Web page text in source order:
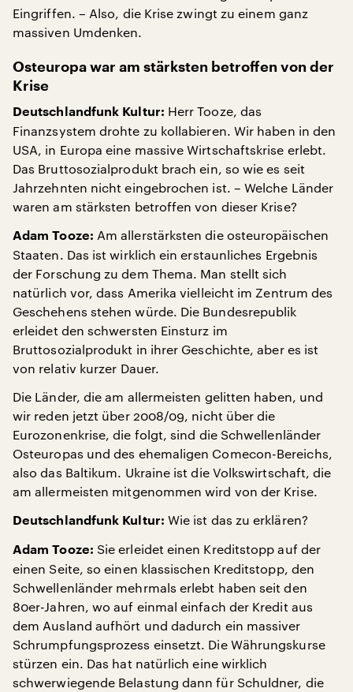
Eingriffen. – Also, die Krise zwingt zu einem ganz
massiven Umdenken.
Osteuropa war am stärksten betroffen von der
Krise
Deutschlandfunk Kultur: Herr Tooze, das
Finanzsystem drohte zu kollabieren. Wir haben in den
USA, in Europa eine massive Wirtschaftskrise erlebt.
Das Bruttosozialprodukt brach ein, so wie es seit
Jahrzehnten nicht eingebrochen ist. – Welche Länder
waren am stärksten betroffen von dieser Krise?
Adam Tooze: Am allerstärksten die osteuropäischen
Staaten. Das ist wirklich ein erstaunliches Ergebnis
der Forschung zu dem Thema. Man stellt sich
natürlich vor, dass Amerika vielleicht im Zentrum des
Geschehens stehen würde. Die Bundesrepublik
erleidet den schwersten Einsturz im
Bruttosozialprodukt in ihrer Geschichte, aber es ist
von relativ kurzer Dauer.
Die Länder, die am allermeisten gelitten haben, und
wir reden jetzt über 2008/09, nicht über die
Eurozonenkrise, die folgt, sind die Schwellenländer
Osteuropas und des ehemaligen Comecon-Bereichs,
also das Baltikum. Ukraine ist die Volkswirtschaft, die
am allermeisten mitgenommen wird von der Krise.
Deutschlandfunk Kultur: Wie ist das zu erklären?
Adam Tooze: Sie erleidet einen Kreditstopp auf der
einen Seite, so einen klassischen Kreditstopp, den
Schwellenländer mehrmals erlebt haben seit den
80er-Jahren, wo auf einmal einfach der Kredit aus
dem Ausland aufhört und dadurch ein massiver
Schrumpfungsprozess einsetzt. Die Währungskurse
stürzen ein. Das hat natürlich eine wirklich
schwerwiegende Belastung dann für Schuldner, die